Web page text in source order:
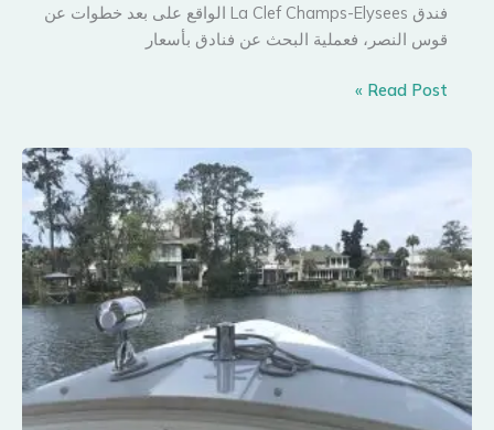
فندق La Clef Champs-Elysees الواقع على بعد خطوات عن
قوس النصر، فعملية البحث عن فنادق بأسعار
٢٥
صورتين..
وباريس
هي
نفسها
Read Post »